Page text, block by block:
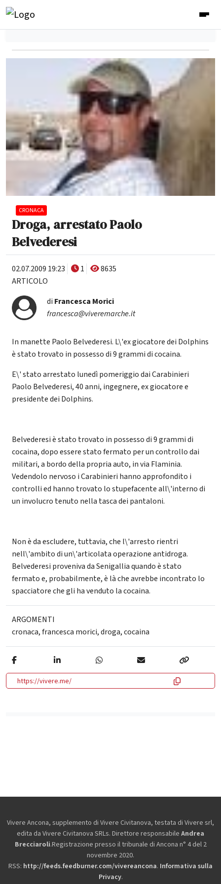
CRONACA
Droga, arrestato Paolo
Belvederesi
02.07.2009 19:23 1
8635
ARTICOLO
di Francesca Morici
francesca@viveremarche.it
In manette Paolo Belvederesi. L\'ex giocatore dei Dolphins
è stato trovato in possesso di 9 grammi di cocaina.
E\' stato arrestato lunedì pomeriggio dai Carabinieri
Paolo Belvederesi, 40 anni, ingegnere, ex giocatore e
presidente dei Dolphins.
Belvederesi è stato trovato in possesso di 9 grammi di
cocaina, dopo essere stato fermato per un controllo dai
militari, a bordo della propria auto, in via Flaminia.
Vedendolo nervoso i Carabinieri hanno approfondito i
controlli ed hanno trovato lo stupefacente all\'interno di
un involucro tenuto nella tasca dei pantaloni.
Non è da escludere, tuttavia, che l\'arresto rientri
nell\'ambito di un\'articolata operazione antidroga.
Belvederesi proveniva da Senigallia quando è stato
fermato e, probabilmente, è là che avrebbe incontrato lo
spacciatore che gli ha venduto la cocaina.
ARGOMENTI
cronaca,francesca morici,droga,cocaina
https://vivere.me/
Vivere Ancona, supplemento di Vivere Civitanova, testata di Vivere srl,
edita da Vivere Civitanova SRLs. Direttore responsabile Andrea
Brecciaroli.Registrazione presso il tribunale di Ancona n° 4 del 2
novembre 2020.
RSS: http://feeds.feedburner.com/vivereancona. Informativa sulla
Privacy.